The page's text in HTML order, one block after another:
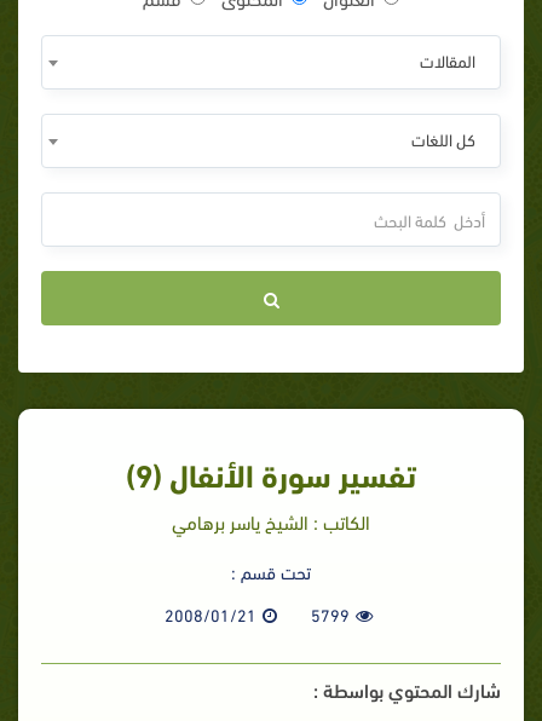
المقالات
كل اللغات
تفسير سورة الأنفال (9)
الكاتب : الشيخ ياسر برهامي
تحت قسم :
5799
2008/01/21
شارك المحتوي بواسطة :